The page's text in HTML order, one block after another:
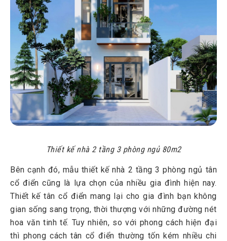
Thiết kế nhà 2 tầng 3 phòng ngủ 80m2
Bên cạnh đó, mẫu thiết kế nhà 2 tầng 3 phòng ngủ tân
cổ điển cũng là lựa chọn của nhiều gia đình hiện nay.
Thiết kế tân cổ điển mang lại cho gia đình bạn không
gian sống sang trọng, thời thượng với những đường nét
hoa văn tinh tế. Tuy nhiên, so với phong cách hiện đại
thì phong cách tân cổ điển thường tốn kém nhiều chi